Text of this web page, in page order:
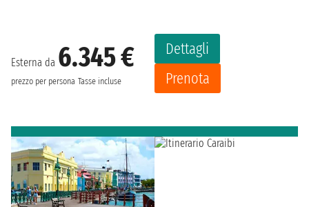
Esterna da 6.345 €
prezzo per persona Tasse incluse
Dettagli
Prenota